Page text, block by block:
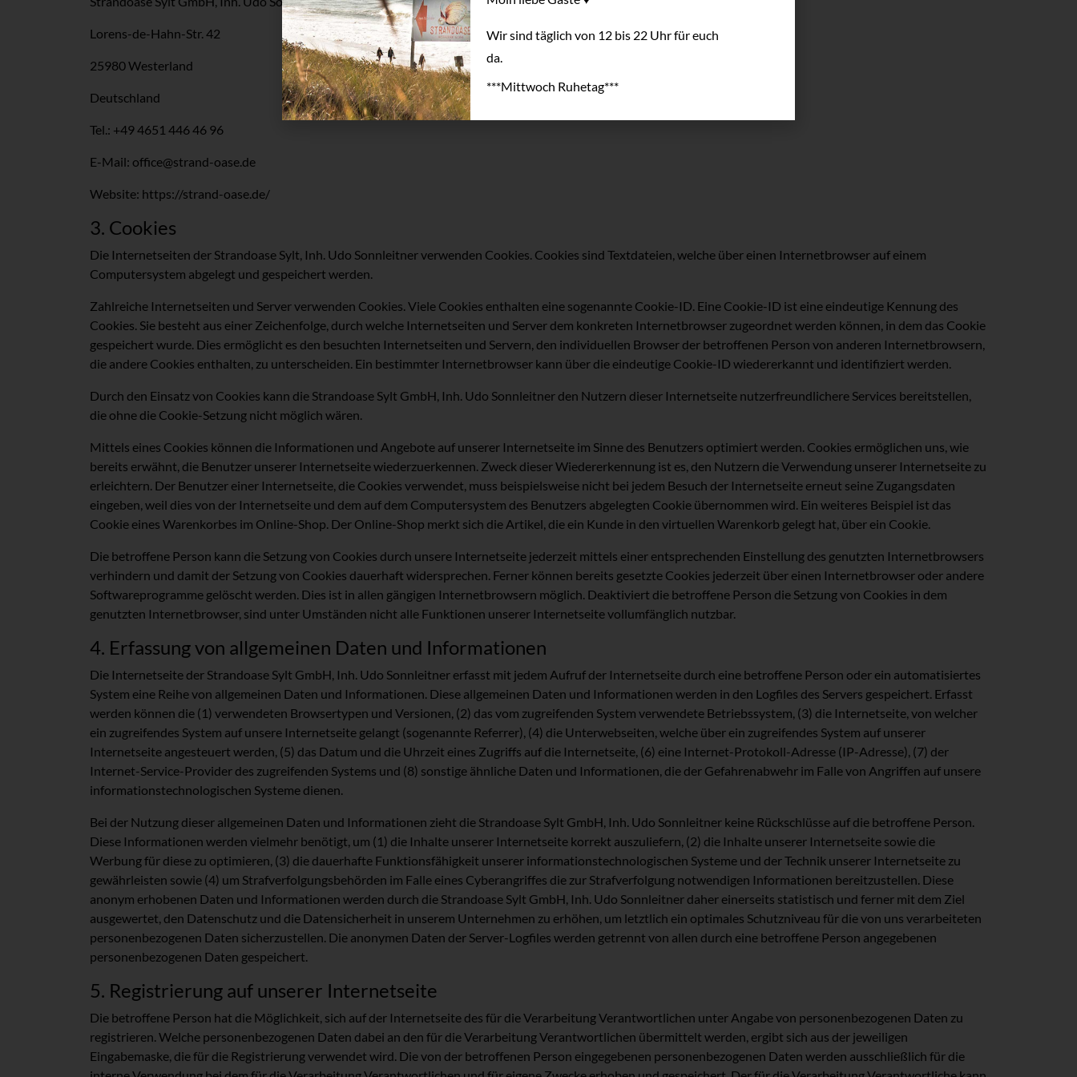
Lorens-de-Hahn-Str. 42
25980 Westerland
Deutschland
Tel.: +49 4651 446 46 96
E-Mail: office@strand-oase.de
Website: https://strand-oase.de/
3. Cookies
Die Internetseiten der Strandoase Sylt, Inh. Udo Sonnleitner verwenden Cookies. Cookies sind Textdateien, welche über einen Internetbrowser auf einem
Computersystem abgelegt und gespeichert werden.
Zahlreiche Internetseiten und Server verwenden Cookies. Viele Cookies enthalten eine sogenannte Cookie-ID. Eine Cookie-ID ist eine eindeutige Kennung des
Cookies. Sie besteht aus einer Zeichenfolge, durch welche Internetseiten und Server dem konkreten Internetbrowser zugeordnet werden können, in dem das Cookie
gespeichert wurde. Dies ermöglicht es den besuchten Internetseiten und Servern, den individuellen Browser der betroffenen Person von anderen Internetbrowsern,
die andere Cookies enthalten, zu unterscheiden. Ein bestimmter Internetbrowser kann über die eindeutige Cookie-ID wiedererkannt und identifiziert werden.
Durch den Einsatz von Cookies kann die Strandoase Sylt GmbH, Inh. Udo Sonnleitner den Nutzern dieser Internetseite nutzerfreundlichere Services bereitstellen,
die ohne die Cookie-Setzung nicht möglich wären.
Mittels eines Cookies können die Informationen und Angebote auf unserer Internetseite im Sinne des Benutzers optimiert werden. Cookies ermöglichen uns, wie
bereits erwähnt, die Benutzer unserer Internetseite wiederzuerkennen. Zweck dieser Wiedererkennung ist es, den Nutzern die Verwendung unserer Internetseite zu
erleichtern. Der Benutzer einer Internetseite, die Cookies verwendet, muss beispielsweise nicht bei jedem Besuch der Internetseite erneut seine Zugangsdaten
eingeben, weil dies von der Internetseite und dem auf dem Computersystem des Benutzers abgelegten Cookie übernommen wird. Ein weiteres Beispiel ist das
Cookie eines Warenkorbes im Online-Shop. Der Online-Shop merkt sich die Artikel, die ein Kunde in den virtuellen Warenkorb gelegt hat, über ein Cookie.
Die betroffene Person kann die Setzung von Cookies durch unsere Internetseite jederzeit mittels einer entsprechenden Einstellung des genutzten Internetbrowsers
verhindern und damit der Setzung von Cookies dauerhaft widersprechen. Ferner können bereits gesetzte Cookies jederzeit über einen Internetbrowser oder andere
Softwareprogramme gelöscht werden. Dies ist in allen gängigen Internetbrowsern möglich. Deaktiviert die betroffene Person die Setzung von Cookies in dem
genutzten Internetbrowser, sind unter Umständen nicht alle Funktionen unserer Internetseite vollumfänglich nutzbar.
4. Erfassung von allgemeinen Daten und Informationen
Die Internetseite der Strandoase Sylt GmbH, Inh. Udo Sonnleitner erfasst mit jedem Aufruf der Internetseite durch eine betroffene Person oder ein automatisiertes
System eine Reihe von allgemeinen Daten und Informationen. Diese allgemeinen Daten und Informationen werden in den Logfiles des Servers gespeichert. Erfasst
werden können die (1) verwendeten Browsertypen und Versionen, (2) das vom zugreifenden System verwendete Betriebssystem, (3) die Internetseite, von welcher
ein zugreifendes System auf unsere Internetseite gelangt (sogenannte Referrer), (4) die Unterwebseiten, welche über ein zugreifendes System auf unserer
Internetseite angesteuert werden, (5) das Datum und die Uhrzeit eines Zugriffs auf die Internetseite, (6) eine Internet-Protokoll-Adresse (IP-Adresse), (7) der
Internet-Service-Provider des zugreifenden Systems und (8) sonstige ähnliche Daten und Informationen, die der Gefahrenabwehr im Falle von Angriffen auf unsere
informationstechnologischen Systeme dienen.
Bei der Nutzung dieser allgemeinen Daten und Informationen zieht die Strandoase Sylt GmbH, Inh. Udo Sonnleitner keine Rückschlüsse auf die betroffene Person.
Diese Informationen werden vielmehr benötigt, um (1) die Inhalte unserer Internetseite korrekt auszuliefern, (2) die Inhalte unserer Internetseite sowie die
Werbung für diese zu optimieren, (3) die dauerhafte Funktionsfähigkeit unserer informationstechnologischen Systeme und der Technik unserer Internetseite zu
gewährleisten sowie (4) um Strafverfolgungsbehörden im Falle eines Cyberangriffes die zur Strafverfolgung notwendigen Informationen bereitzustellen. Diese
anonym erhobenen Daten und Informationen werden durch die Strandoase Sylt GmbH, Inh. Udo Sonnleitner daher einerseits statistisch und ferner mit dem Ziel
ausgewertet, den Datenschutz und die Datensicherheit in unserem Unternehmen zu erhöhen, um letztlich ein optimales Schutzniveau für die von uns verarbeiteten
personenbezogenen Daten sicherzustellen. Die anonymen Daten der Server-Logfiles werden getrennt von allen durch eine betroffene Person angegebenen
personenbezogenen Daten gespeichert.
5. Registrierung auf unserer Internetseite
Die betroffene Person hat die Möglichkeit, sich auf der Internetseite des für die Verarbeitung Verantwortlichen unter Angabe von personenbezogenen Daten zu
registrieren. Welche personenbezogenen Daten dabei an den für die Verarbeitung Verantwortlichen übermittelt werden, ergibt sich aus der jeweiligen
Eingabemaske, die für die Registrierung verwendet wird. Die von der betroffenen Person eingegebenen personenbezogenen Daten werden ausschließlich für die
Wir sind täglich von 12 bis 22 Uhrfür euch
da.
***Mittwoch Ruhetag***